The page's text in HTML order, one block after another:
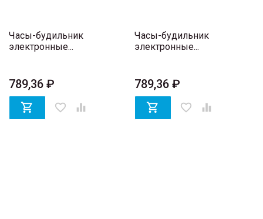
Часы-будильник
электронные...
789,36 ₽
 favorite_border 
Часы-будильник
электронные...
789,36 ₽
 favorite_border 